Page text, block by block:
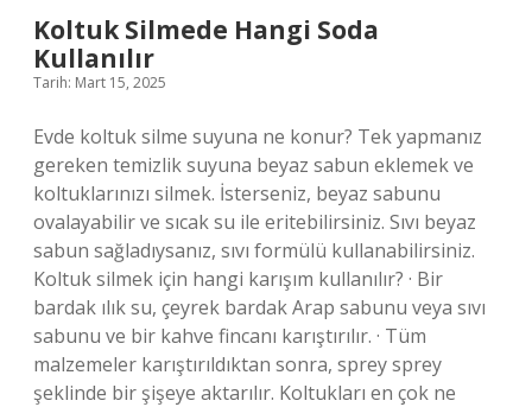
Koltuk Silmede Hangi Soda
Kullanılır
Tarih: Mart 15, 2025
Evde koltuk silme suyuna ne konur? Tek yapmanız
gereken temizlik suyuna beyaz sabun eklemek ve
koltuklarınızı silmek. İsterseniz, beyaz sabunu
ovalayabilir ve sıcak su ile eritebilirsiniz. Sıvı beyaz
sabun sağladıysanız, sıvı formülü kullanabilirsiniz.
Koltuk silmek için hangi karışım kullanılır? · Bir
bardak ılık su, çeyrek bardak Arap sabunu veya sıvı
sabunu ve bir kahve fincanı karıştırılır. · Tüm
malzemeler karıştırıldıktan sonra, sprey sprey
şeklinde bir şişeye aktarılır. Koltukları en çok ne